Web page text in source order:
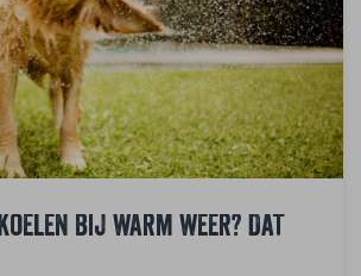
bij warm weer? Dat